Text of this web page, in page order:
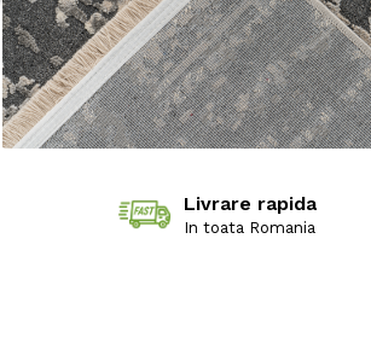
Livrare rapida
In toata Romania